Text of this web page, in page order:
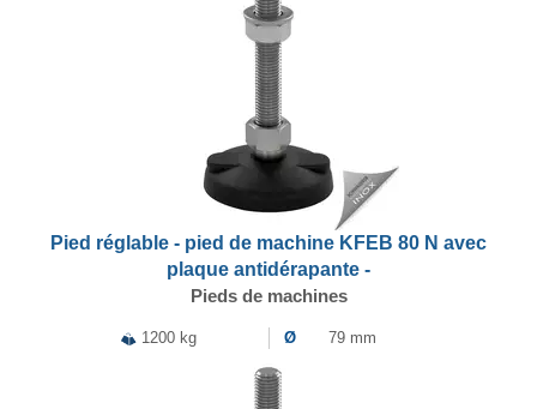
Pied réglable - pied de machine KFEB 80 N avec
plaque antidérapante -
Pieds de machines
1200 kg Ø 79 mm